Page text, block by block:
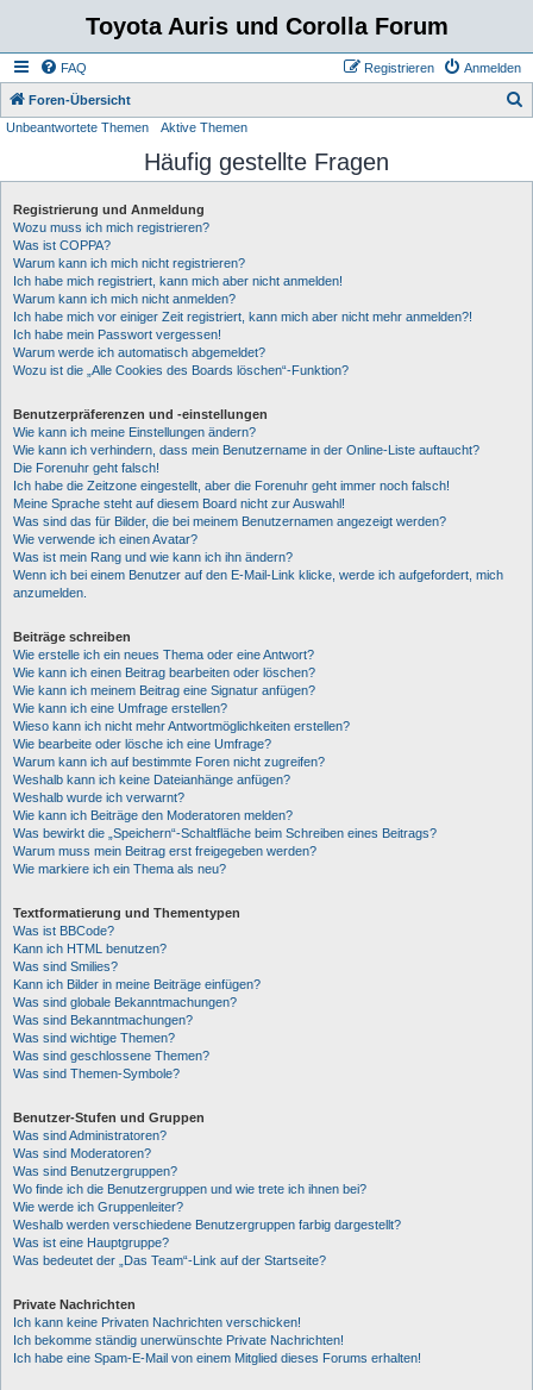
Toyota Auris und Corolla Forum
FAQ Anmelden
Registrieren
Foren-Übersicht
h
Unbeantwortete Themen Aktive Themen
Häufig gestellte Fragen
Registrierung und Anmeldung
Wozu muss ich mich registrieren?
Was ist COPPA?
Warum kann ich mich nicht registrieren?
Ich habe mich registriert, kann mich aber nicht anmelden!
Warum kann ich mich nicht anmelden?
Ich habe mich vor einiger Zeit registriert, kann mich aber nicht mehr anmelden?!
Ich habe mein Passwort vergessen!
Warum werde ich automatisch abgemeldet?
Wozu ist die „Alle Cookies des Boards löschen“-Funktion?
Benutzerpräferenzen und -einstellungen
Wie kann ich meine Einstellungen ändern?
Wie kann ich verhindern, dass mein Benutzername in der Online-Liste auftaucht?
Die Forenuhr geht falsch!
Ich habe die Zeitzone eingestellt, aber die Forenuhr geht immer noch falsch!
Meine Sprache steht auf diesem Board nicht zur Auswahl!
Was sind das für Bilder, die bei meinem Benutzernamen angezeigt werden?
Wie verwende ich einen Avatar?
Was ist mein Rang und wie kann ich ihn ändern?
Wenn ich bei einem Benutzer auf den E-Mail-Link klicke, werde ich aufgefordert, mich
anzumelden.
Beiträge schreiben
Wie erstelle ich ein neues Thema oder eine Antwort?
Wie kann ich einen Beitrag bearbeiten oder löschen?
Wie kann ich meinem Beitrag eine Signatur anfügen?
Wie kann ich eine Umfrage erstellen?
Wieso kann ich nicht mehr Antwortmöglichkeiten erstellen?
Wie bearbeite oder lösche ich eine Umfrage?
Warum kann ich auf bestimmte Foren nicht zugreifen?
Weshalb kann ich keine Dateianhänge anfügen?
Weshalb wurde ich verwarnt?
Wie kann ich Beiträge den Moderatoren melden?
Was bewirkt die „Speichern“-Schaltfläche beim Schreiben eines Beitrags?
Warum muss mein Beitrag erst freigegeben werden?
Wie markiere ich ein Thema als neu?
Textformatierung und Thementypen
Was ist BBCode?
Kann ich HTML benutzen?
Was sind Smilies?
Kann ich Bilder in meine Beiträge einfügen?
Was sind globale Bekanntmachungen?
Was sind Bekanntmachungen?
Was sind wichtige Themen?
Was sind geschlossene Themen?
Was sind Themen-Symbole?
Benutzer-Stufen und Gruppen
Was sind Administratoren?
Was sind Moderatoren?
Was sind Benutzergruppen?
Wo finde ich die Benutzergruppen und wie trete ich ihnen bei?
Wie werde ich Gruppenleiter?
Weshalb werden verschiedene Benutzergruppen farbig dargestellt?
Was ist eine Hauptgruppe?
Was bedeutet der „Das Team“-Link auf der Startseite?
Private Nachrichten
Ich kann keine Privaten Nachrichten verschicken!
Ich bekomme ständig unerwünschte Private Nachrichten!
Ich habe eine Spam-E-Mail von einem Mitglied dieses Forums erhalten!